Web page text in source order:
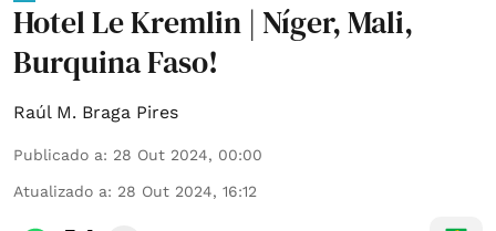
Hotel Le Kremlin | Níger, Mali,
Burquina Faso!
Raúl M. Braga Pires
Publicado a: 28 Out 2024, 00:00
Atualizado a: 28 Out 2024, 16:12